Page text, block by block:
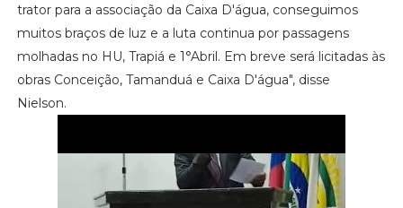
trator para a associação da Caixa D'água, conseguimos
muitos braços de luz e a luta continua por passagens
molhadas no HU, Trapiá e 1°Abril. Em breve será licitadas às
obras Conceição, Tamanduá e Caixa D'água", disse
Nielson.